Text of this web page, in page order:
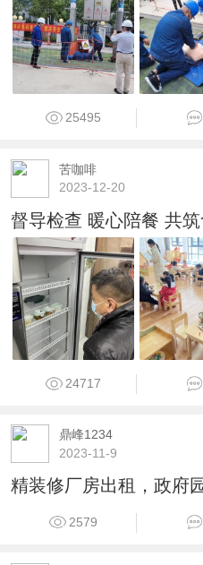
25495
苦咖啡
2023-12-20
督导检查 暖心陪餐 共
24717
鼎峰1234
2023-11-9
精装修厂房出租，政府
2579